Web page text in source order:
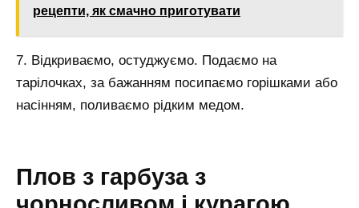
рецепти, як смачно приготувати
7. Відкриваємо, остуджуємо. Подаємо на
тарілочках, за бажанням посипаємо горішками або
насінням, поливаємо рідким медом.
Плов з гарбуза з